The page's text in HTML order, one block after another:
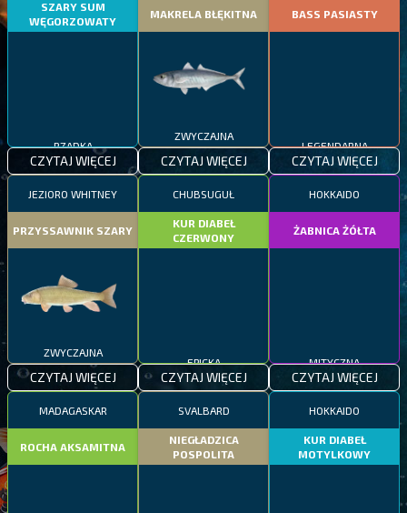
SZARY SUM
WĘGORZOWATY
RZADKA
CZYTAJ WIĘCEJ
MAKRELA BŁĘKITNA
ZWYCZAJNA
CZYTAJ WIĘCEJ
BASS PASIASTY
LEGENDARNA
CZYTAJ WIĘCEJ
JEZIORO WHITNEY
PRZYSSAWNIK SZARY
ZWYCZAJNA
CZYTAJ WIĘCEJ
CHUBSUGUŁ
KUR DIABEŁ
CZERWONY
EPICKA
CZYTAJ WIĘCEJ
HOKKAIDO
ŻABNICA ŻÓŁTA
MITYCZNA
CZYTAJ WIĘCEJ
MADAGASKAR
ROCHA AKSAMITNA
SVALBARD
NIEGŁADZICA
POSPOLITA
HOKKAIDO
KUR DIABEŁ
MOTYLKOWY